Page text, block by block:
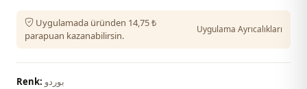
Uygulamada üründen 14,75 ₺
parapuan kazanabilirsin.
Uygulama Ayrıcalıkları
Renk: بوردو